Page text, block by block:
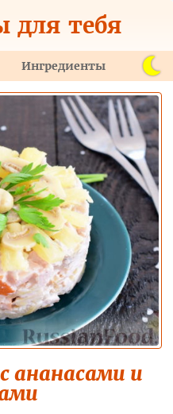
для тебя
Ингредиенты
ананасами и